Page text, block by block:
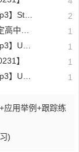
morning! 2
单词) 1
Unit 4 1
】 1
Unit 6 1
应用举例+跟踪练
)